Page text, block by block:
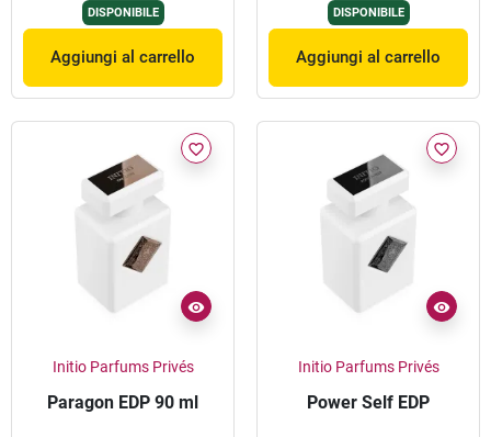
DISPONIBILE
Aggiungi al carrello
DISPONIBILE
Aggiungi al carrello
favorite_border
Initio Parfums Privés
Paragon EDP 90 ml
favorite_border
Initio Parfums Privés
Power Self EDP